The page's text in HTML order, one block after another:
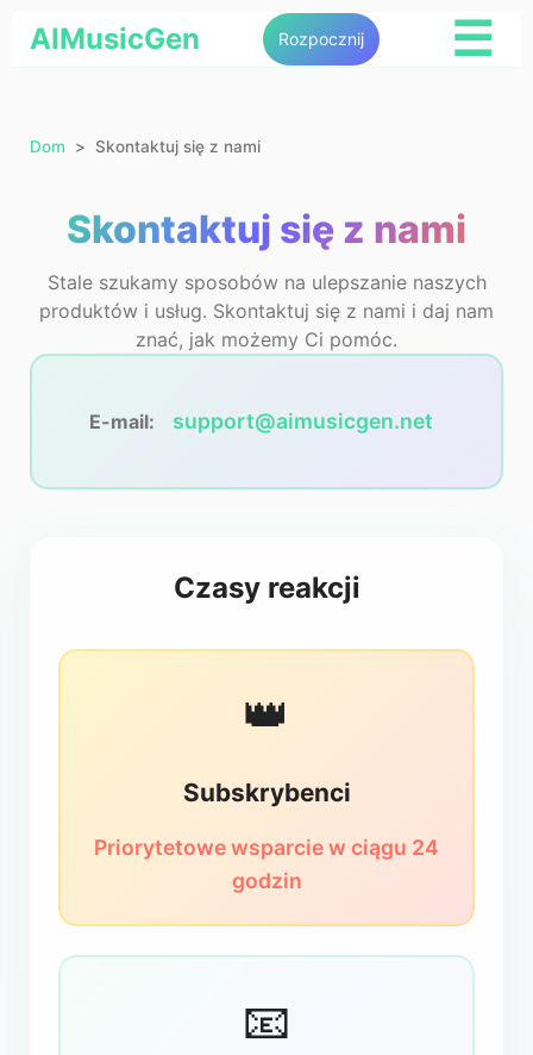
AIMusicGen Rozpocznij ☰
Dom Skontaktuj się z nami
Skontaktuj się z nami
Stale szukamy sposobów na ulepszanie naszych
produktów i usług. Skontaktuj się z nami i daj nam
znać, jak możemy Ci pomóc.
E-mail: support@aimusicgen.net
Czasy reakcji
👑
Subskrybenci
Priorytetowe wsparcie w ciągu 24
godzin
📧